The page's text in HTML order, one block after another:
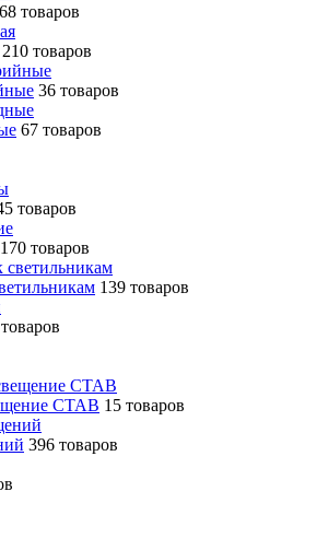
68 товаров
210 товаров
36 товаров
67 товаров
товаров
170 товаров
139 товаров
СТАВ 15 товаров
396 товаров